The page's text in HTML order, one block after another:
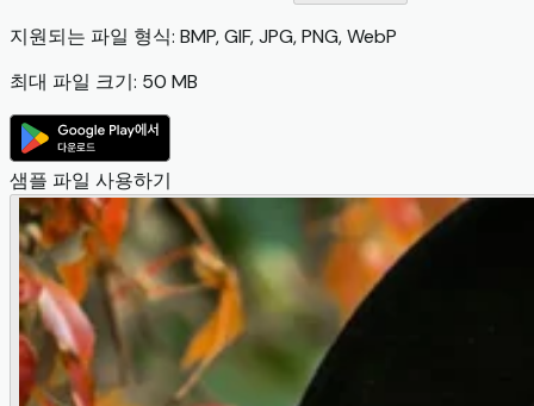
지원되는 파일 형식: BMP, GIF, JPG, PNG, WebP
최대 파일 크기: 50 MB
샘플 파일 사용하기